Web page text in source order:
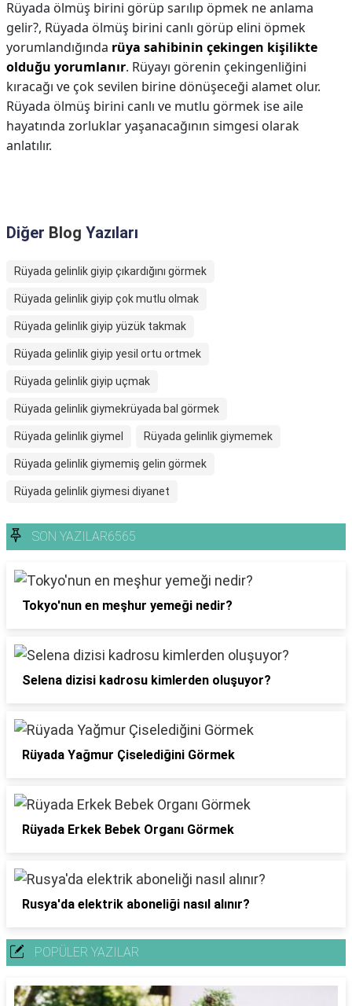
Rüyada ölmüş birini görüp sarılıp öpmek ne anlama
gelir?, Rüyada ölmüş birini canlı görüp elini öpmek
yorumlandığında rüya sahibinin çekingen kişilikte
olduğu yorumlanır. Rüyayı görenin çekingenliğini
kıracağı ve çok sevilen birine dönüşeceği alamet olur.
Rüyada ölmüş birini canlı ve mutlu görmek ise aile
hayatında zorluklar yaşanacağının simgesi olarak
anlatılır.
Diğer Blog Yazıları
Rüyada gelinlik giyip çıkardığını görmek
Rüyada gelinlik giyip çok mutlu olmak
Rüyada gelinlik giyip yüzük takmak
Rüyada gelinlik giyip yesil ortu ortmek
Rüyada gelinlik giyip uçmak
Rüyada gelinlik giymekrüyada bal görmek
Rüyada gelinlik giymel Rüyada gelinlik giymemek
Rüyada gelinlik giymemiş gelin görmek
Rüyada gelinlik giymesi diyanet
SON YAZILAR6565
Tokyo'nun en meşhur yemeği nedir?
Selena dizisi kadrosu kimlerden oluşuyor?
Rüyada Yağmur Çiselediğini Görmek
Rüyada Erkek Bebek Organı Görmek
Rusya'da elektrik aboneliği nasıl alınır?
POPÜLER YAZILAR